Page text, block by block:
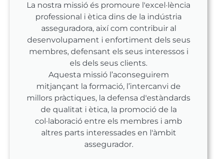
La nostra missió és promoure l'excel·lència
professional i ètica dins de la indústria
asseguradora, així com contribuir al
desenvolupament i enfortiment dels seus
membres, defensant els seus interessos i
els dels seus clients.
Aquesta missió l’aconseguirem
mitjançant la formació, l’intercanvi de
millors pràctiques, la defensa d'estàndards
de qualitat i ètica, la promoció de la
col·laboració entre els membres i amb
altres parts interessades en l'àmbit
assegurador.